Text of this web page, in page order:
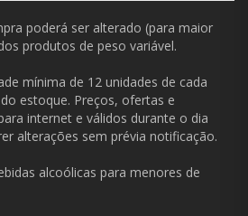
poderá ser alterado (para maior
produtos de peso variável.
mínima de 12 unidades de cada
estoque. Preços, ofertas e
internet e válidos durante o dia
alterações sem prévia notificação.
alcoólicas para menores de